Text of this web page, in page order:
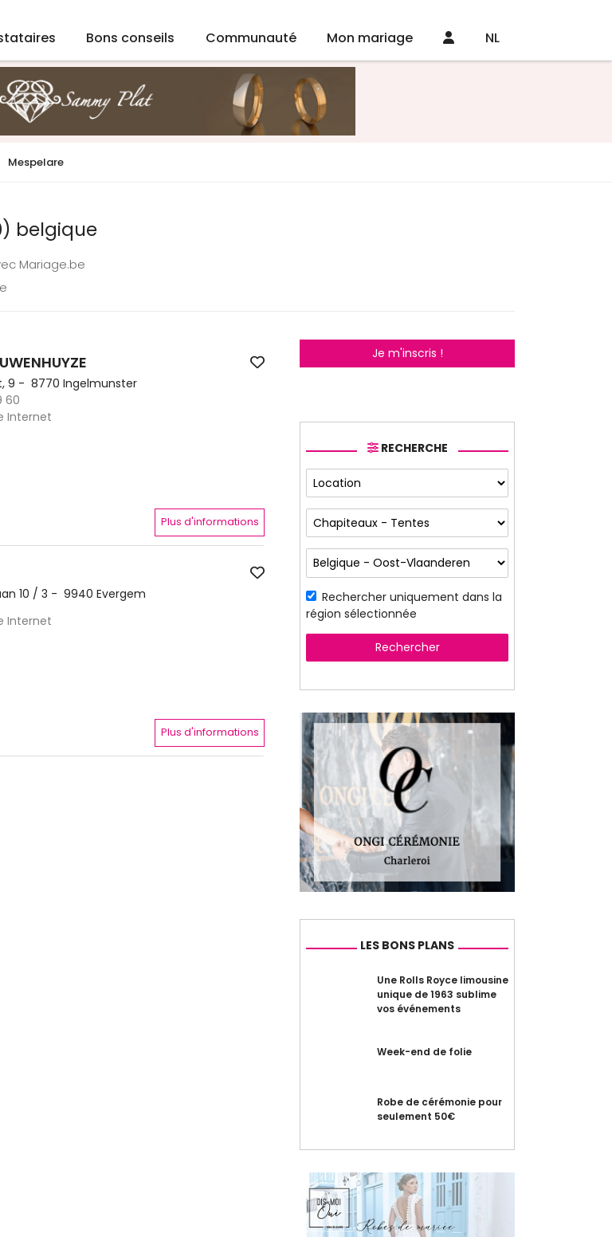
Bons conseils Communauté Mon mariage NL
Mespelare
belgique
Mariage.be
9 - 8770 Ingelmunster
60
Internet
Plus d'informations
10 / 3 - 9940 Evergem
Internet
Plus d'informations
Je m'inscris !
RECHERCHE
Rechercher uniquement dans la
région sélectionnée
Rechercher
LES BONS PLANS
Une Rolls Royce limousine
unique de 1963 sublime
vos événements
Week-end de folie
Robe de cérémonie pour
seulement 50€